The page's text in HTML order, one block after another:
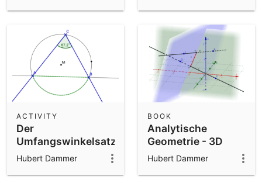
Der
Umfangswinkelsatz
ACTIVITY
Hubert Dammer
Analytische
Geometrie - 3D
BOOK
Hubert Dammer